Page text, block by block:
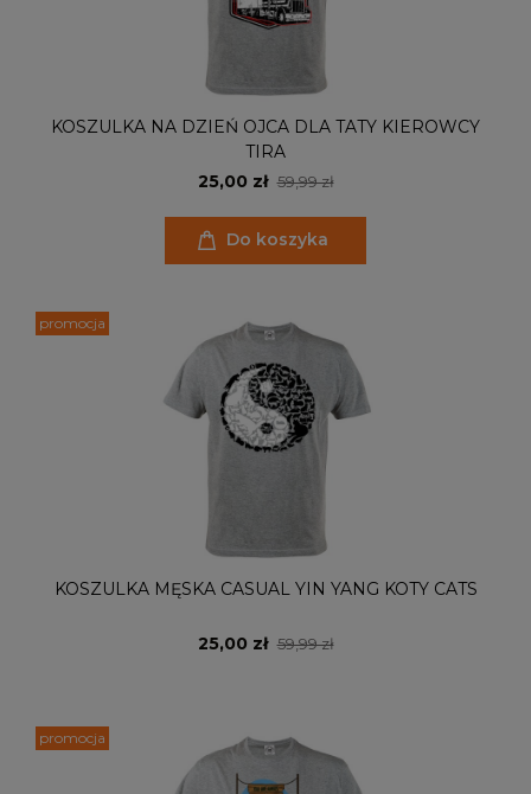
KOSZULKA NA DZIEŃ OJCA DLA TATY KIEROWCY
TIRA
25,00 zł 59,99 zł
Do koszyka
KOSZULKA MĘSKA CASUAL YIN YANG KOTY CATS
25,00 zł 59,99 zł
promocja
promocja